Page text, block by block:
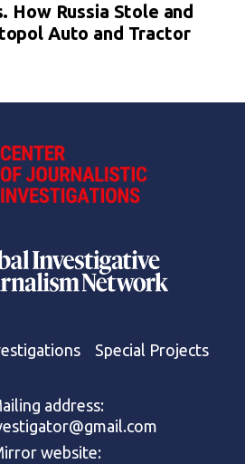
How Russia Stole and
Auto and Tractor
Special Projects
address:
website: